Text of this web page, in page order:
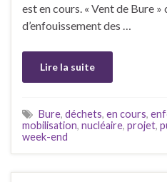
est en cours. « Vent de Bure
d’enfouissement des …
Lire la suite
Bure, déchets, en cours,
mobilisation, nucléaire, projet,
week-end